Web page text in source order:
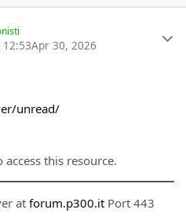
Apr 30, 2026
unread/
this resource.
at forum.p300.it Port 443